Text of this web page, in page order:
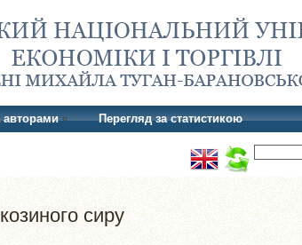
авторами Перегляд за статистикою
сиру